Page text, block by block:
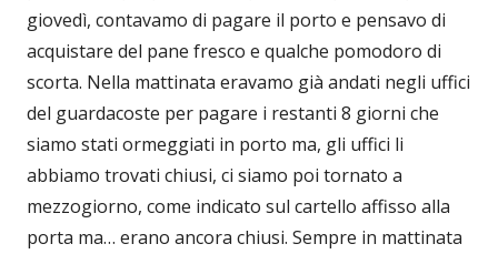
giovedì, contavamo di pagare il porto e pensavo di
acquistare del pane fresco e qualche pomodoro di
scorta. Nella mattinata eravamo già andati negli uffici
del guardacoste per pagare i restanti 8 giorni che
siamo stati ormeggiati in porto ma, gli uffici li
abbiamo trovati chiusi, ci siamo poi tornato a
mezzogiorno, come indicato sul cartello affisso alla
porta ma… erano ancora chiusi. Sempre in mattinata